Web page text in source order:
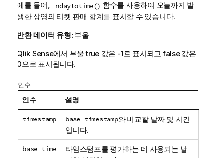
예를 들어, indaytotime() 함수를 사용하여 오늘까지 발
생한 상영의 티켓 판매 합계를 표시할 수 있습니다.
반환 데이터 유형: 부울
Qlik Sense에서 부울 true 값은 -1로 표시되고 false 값은
0으로 표시됩니다.
인수
인수 설명
timestamp base_timestamp와 비교할 날짜 및 시간
입니다.
base_time
타임스탬프를 평가하는 데 사용되는 날